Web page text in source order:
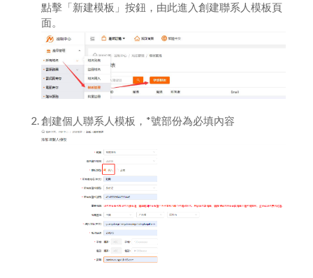
設置域名自動續費
gov.cn註銷操作流程
域名批量續期
域名續期
如何設置域名外部登陸密碼
如何修改域名服務器地址
創建模板和模板實名認證
如何將域名轉移註冊商到我司轉入域名
国际英文域名转入流程
點擊「新建模板」按鈕，由此進入創建聯系人模板頁
面。
創建個人聯系人模板，*號部份為必填內容